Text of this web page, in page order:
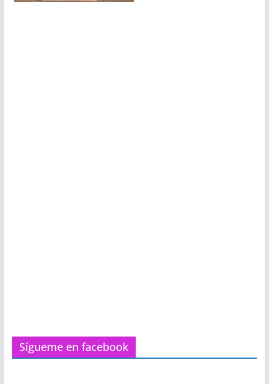
Sígueme en facebook